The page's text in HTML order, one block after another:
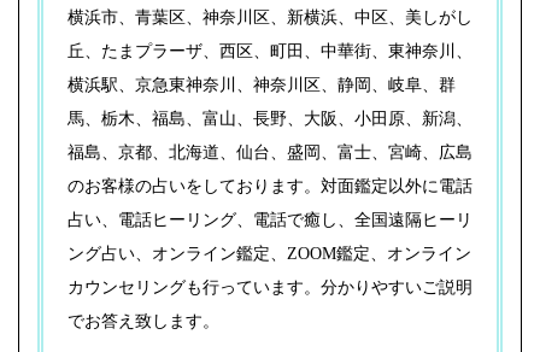
横浜市、青葉区、神奈川区、新横浜、中区、美しがし
丘、たまプラーザ、西区、町田、中華街、東神奈川、
横浜駅、京急東神奈川、神奈川区、静岡、岐阜、群
馬、栃木、福島、富山、長野、大阪、小田原、新潟、
福島、京都、北海道、仙台、盛岡、富士、宮崎、広島
のお客様の占いをしております。対面鑑定以外に電話
占い、電話ヒーリング、電話で癒し、全国遠隔ヒーリ
ング占い、オンライン鑑定、ZOOM鑑定、オンライン
カウンセリングも行っています。分かりやすいご説明
でお答え致します。